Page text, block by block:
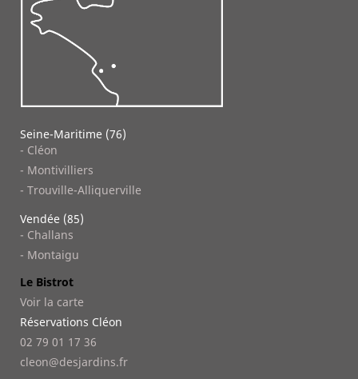
Seine-Maritime (76)
- Cléon
- Montivilliers
- Trouville-Alliquerville
Vendée (85)
- Challans
- Montaigu
Le Bistrot
Voir la carte
Réservations Cléon
02 79 01 17 36
cleon@desjardins.fr